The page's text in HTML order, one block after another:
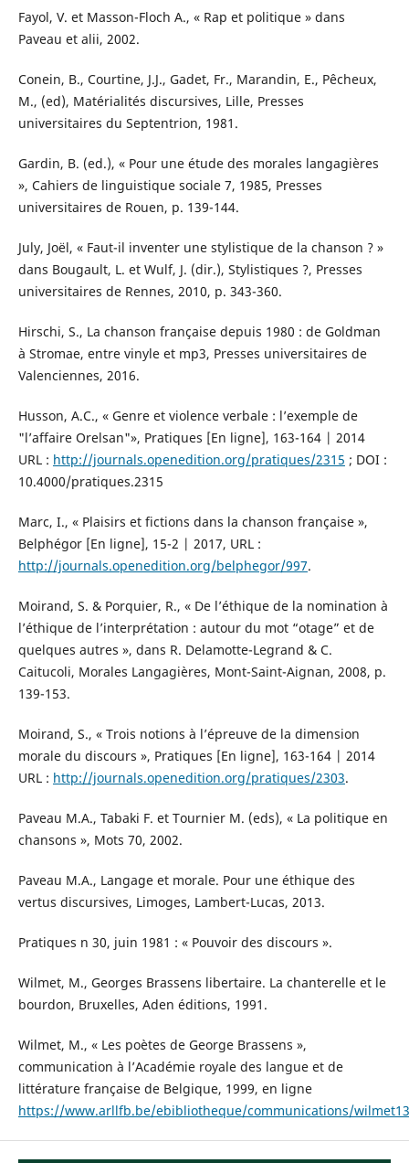
Fayol, V. et Masson-Floch A., « Rap et politique » dans
Paveau et alii, 2002.
Conein, B., Courtine, J.J., Gadet, Fr., Marandin, E., Pêcheux,
M., (ed), Matérialités discursives, Lille, Presses
universitaires du Septentrion, 1981.
Gardin, B. (ed.), « Pour une étude des morales langagières
», Cahiers de linguistique sociale 7, 1985, Presses
universitaires de Rouen, p. 139-144.
July, Joël, « Faut-il inventer une stylistique de la chanson ? »
dans Bougault, L. et Wulf, J. (dir.), Stylistiques ?, Presses
universitaires de Rennes, 2010, p. 343-360.
Hirschi, S., La chanson française depuis 1980 : de Goldman
à Stromae, entre vinyle et mp3, Presses universitaires de
Valenciennes, 2016.
Husson, A.C., « Genre et violence verbale : l’exemple de
"l’affaire Orelsan"», Pratiques [En ligne], 163-164 | 2014
URL : http://journals.openedition.org/pratiques/2315 ; DOI :
10.4000/pratiques.2315
Marc, I., « Plaisirs et fictions dans la chanson française »,
Belphégor [En ligne], 15-2 | 2017, URL :
http://journals.openedition.org/belphegor/997.
Moirand, S. & Porquier, R., « De l’éthique de la nomination à
l’éthique de l’interprétation : autour du mot “otage” et de
quelques autres », dans R. Delamotte-Legrand & C.
Caitucoli, Morales Langagières, Mont-Saint-Aignan, 2008, p.
139-153.
Moirand, S., « Trois notions à l’épreuve de la dimension
morale du discours », Pratiques [En ligne], 163-164 | 2014
URL : http://journals.openedition.org/pratiques/2303.
Paveau M.A., Tabaki F. et Tournier M. (eds), « La politique en
chansons », Mots 70, 2002.
Paveau M.A., Langage et morale. Pour une éthique des
vertus discursives, Limoges, Lambert-Lucas, 2013.
Pratiques n 30, juin 1981 : « Pouvoir des discours ».
Wilmet, M., Georges Brassens libertaire. La chanterelle et le
bourdon, Bruxelles, Aden éditions, 1991.
Wilmet, M., « Les poètes de George Brassens »,
communication à l’Académie royale des langue et de
littérature française de Belgique, 1999, en ligne
https://www.arllfb.be/ebibliotheque/communications/